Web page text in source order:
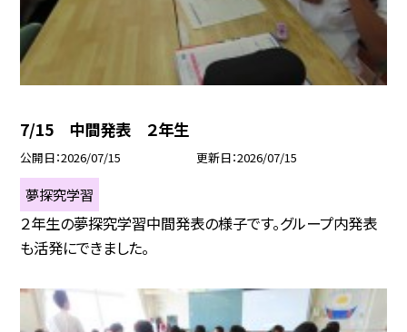
7/15 中間発表 ２年生
公開日 2026/07/15 更新日 2026/07/15
夢探究学習
２年生の夢探究学習中間発表の様子です。グループ内発表
も活発にできました。